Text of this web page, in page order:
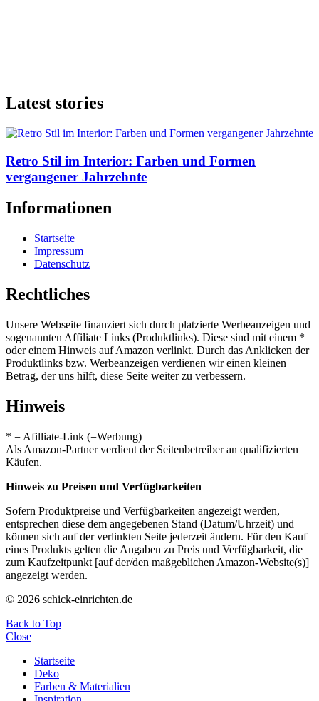
Latest stories
Retro Stil im Interior: Farben und Formen
vergangener Jahrzehnte
Informationen
Startseite
Impressum
Datenschutz
Rechtliches
Unsere Webseite finanziert sich durch platzierte Werbeanzeigen und
sogenannten Affiliate Links (Produktlinks). Diese sind mit einem *
oder einem Hinweis auf Amazon verlinkt. Durch das Anklicken der
Produktlinks bzw. Werbeanzeigen verdienen wir einen kleinen
Betrag, der uns hilft, diese Seite weiter zu verbessern.
Hinweis
* = Afilliate-Link (=Werbung)
Als Amazon-Partner verdient der Seitenbetreiber an qualifizierten
Käufen.
Hinweis zu Preisen und Verfügbarkeiten
Sofern Produktpreise und Verfügbarkeiten angezeigt werden,
entsprechen diese dem angegebenen Stand (Datum/Uhrzeit) und
können sich auf der verlinkten Seite jederzeit ändern. Für den Kauf
eines Produkts gelten die Angaben zu Preis und Verfügbarkeit, die
zum Kaufzeitpunkt [auf der/den maßgeblichen Amazon-Website(s)]
angezeigt werden.
© 2026 schick-einrichten.de
Back to Top
Close
Startseite
Deko
Farben & Materialien